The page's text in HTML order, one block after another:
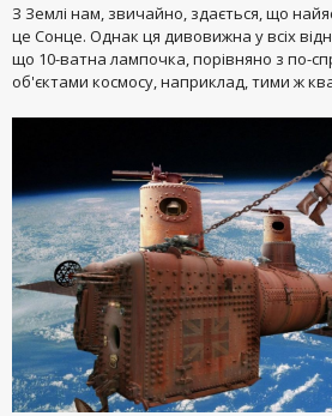
З Землі нам, звичайно, здається, що
це Сонце. Однак ця дивовижна у всіх
що 10-ватна лампочка, порівняно з по-
об'єктами космосу, наприклад, тими ж